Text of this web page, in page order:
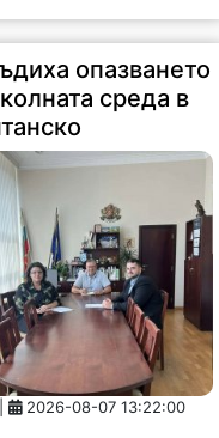
опазването
среда в
| 2026-08-07 13:22:00